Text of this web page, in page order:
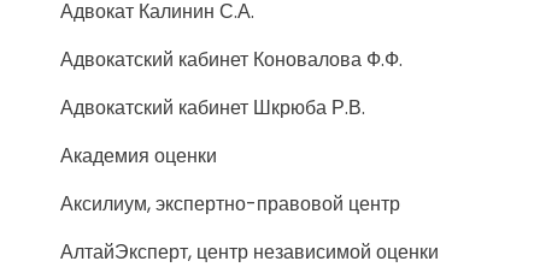
Адвокат Калинин С.А.
Адвокатский кабинет Коновалова Ф.Ф.
Адвокатский кабинет Шкрюба Р.В.
Академия оценки
Аксилиум, экспертно-правовой центр
АлтайЭксперт, центр независимой оценки